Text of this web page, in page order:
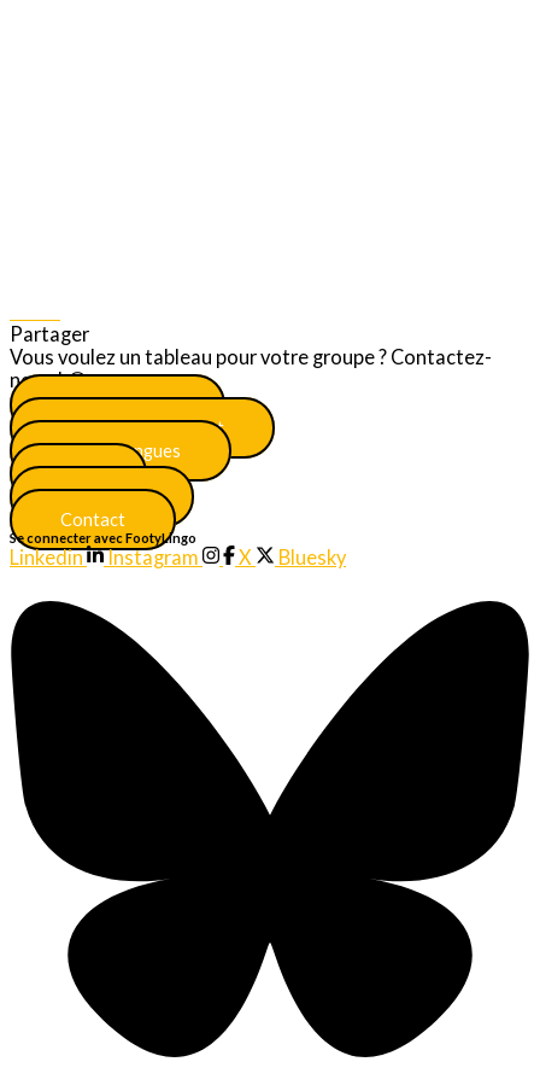
Partager
Vous voulez un tableau pour votre groupe ? Contactez-
nous ! 😎
Menu principal
S'inscrire maintenant
Plus de langues
FAQ
Certificats
Contact
Se connecter avec FootyLingo
Linkedin Instagram X Bluesky